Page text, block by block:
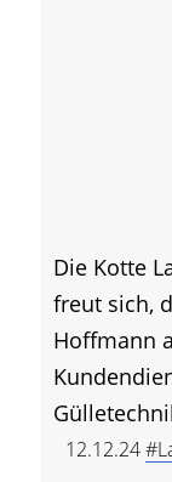
Die Kotte
freut sich,
Hoffmann
12.12.24